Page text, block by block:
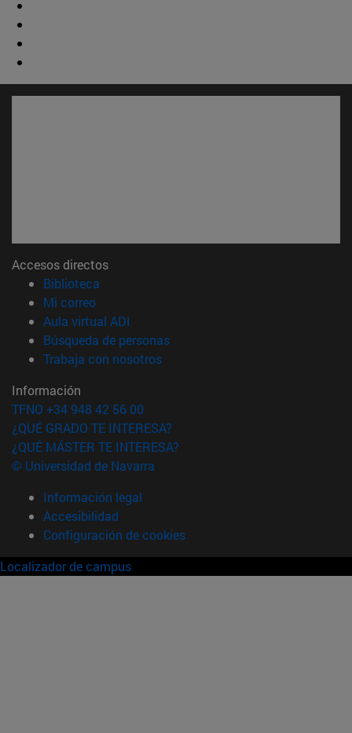
Accesos directos
Biblioteca
Mi correo(abre en nueva ventana)
Aula virtual ADI
Búsqueda de personas(abre en nueva ventana)
Trabaja con nosotros(abre en nueva ventana)
Información
TFNO +34 948 42 56 00
¿QUÉ GRADO TE INTERESA?
¿QUÉ MÁSTER TE INTERESA?
© Universidad de Navarra
Información legal
Accesibilidad
Configuración de cookies
Localizador de campus